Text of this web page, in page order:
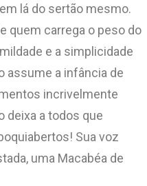
lá do sertão mesmo.
quem carrega o peso do
e a simplicidade
assume a infância de
incrivelmente
deixa a todos que
Sua voz
uma Macabéa de